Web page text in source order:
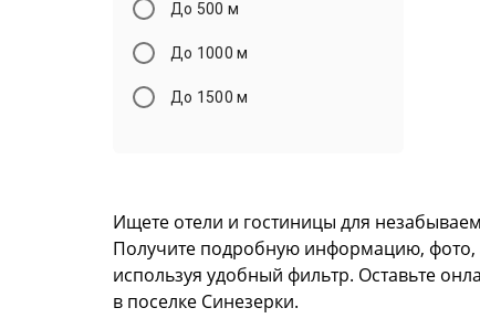
До 500 м
До 1000 м
До 1500 м
Ищете отели и гостиницы для
Получите подробную информацию, фото,
используя удобный фильтр. Оставьте
в поселке Синезерки.